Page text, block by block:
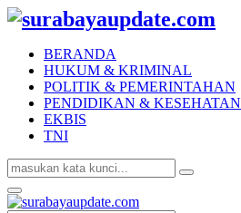
BERANDA
HUKUM & KRIMINAL
POLITIK & PEMERINTAHAN
PENDIDIKAN & KESEHATAN
EKBIS
TNI
Search
for:
Search
Facebook
Twitter
Youtube
Primary
Menu